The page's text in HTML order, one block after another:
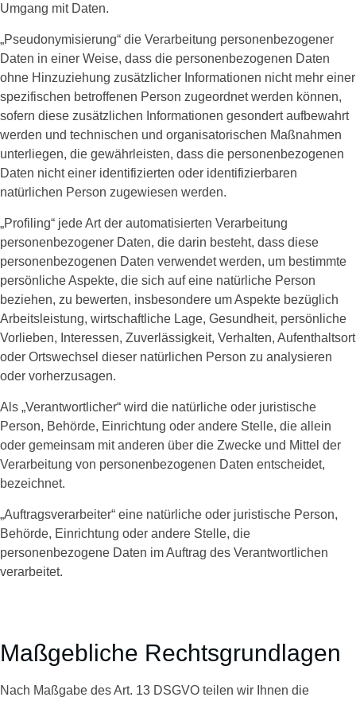
Umgang mit Daten.
„Pseudonymisierung“ die Verarbeitung personenbezogener
Daten in einer Weise, dass die personenbezogenen Daten
ohne Hinzuziehung zusätzlicher Informationen nicht mehr einer
spezifischen betroffenen Person zugeordnet werden können,
sofern diese zusätzlichen Informationen gesondert aufbewahrt
werden und technischen und organisatorischen Maßnahmen
unterliegen, die gewährleisten, dass die personenbezogenen
Daten nicht einer identifizierten oder identifizierbaren
natürlichen Person zugewiesen werden.
„Profiling“ jede Art der automatisierten Verarbeitung
personenbezogener Daten, die darin besteht, dass diese
personenbezogenen Daten verwendet werden, um bestimmte
persönliche Aspekte, die sich auf eine natürliche Person
beziehen, zu bewerten, insbesondere um Aspekte bezüglich
Arbeitsleistung, wirtschaftliche Lage, Gesundheit, persönliche
Vorlieben, Interessen, Zuverlässigkeit, Verhalten, Aufenthaltsort
oder Ortswechsel dieser natürlichen Person zu analysieren
oder vorherzusagen.
Als „Verantwortlicher“ wird die natürliche oder juristische
Person, Behörde, Einrichtung oder andere Stelle, die allein
oder gemeinsam mit anderen über die Zwecke und Mittel der
Verarbeitung von personenbezogenen Daten entscheidet,
bezeichnet.
„Auftragsverarbeiter“ eine natürliche oder juristische Person,
Behörde, Einrichtung oder andere Stelle, die
personenbezogene Daten im Auftrag des Verantwortlichen
verarbeitet.
Maßgebliche Rechtsgrundlagen
Nach Maßgabe des Art. 13 DSGVO teilen wir Ihnen die